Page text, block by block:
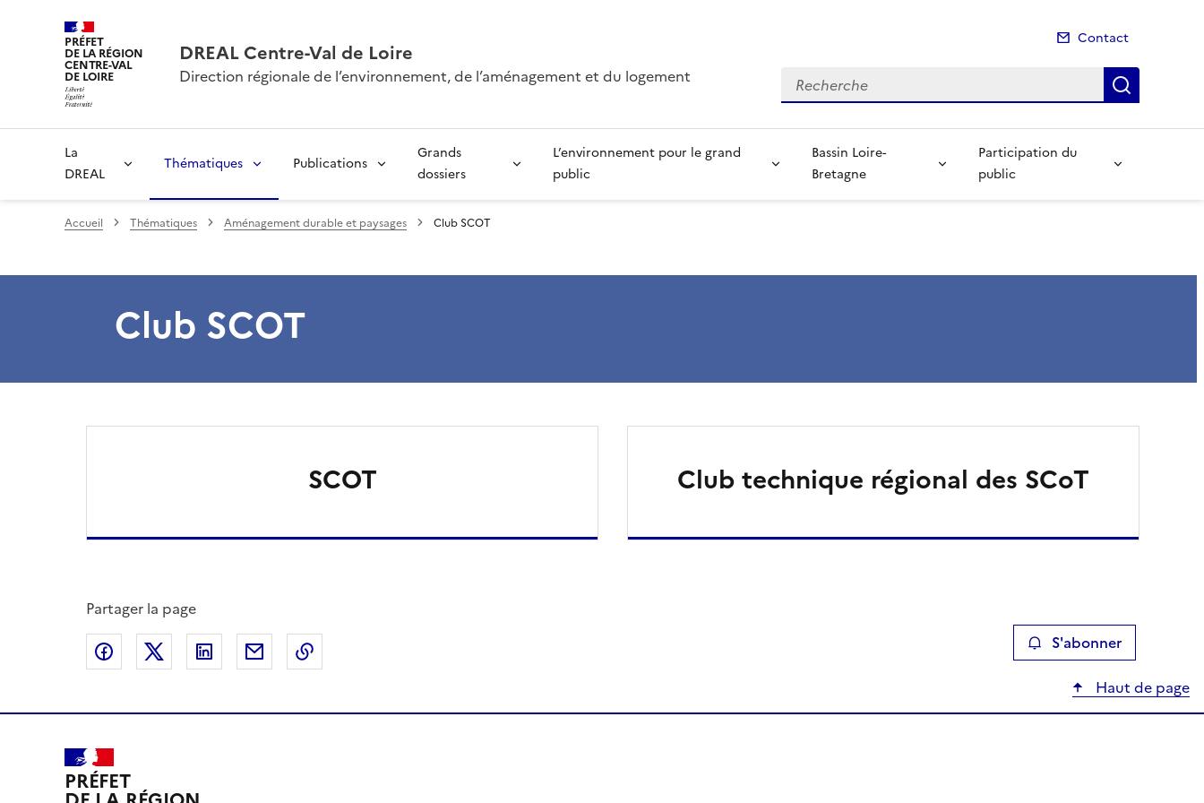
PRÉFET
DE LA RÉGION
CENTRE-VAL
DE LOIRE
DREAL Centre-Val de Loire
Direction régionale de l’environnement, de l’aménagement et du logement
Contact
Recherche
La
DREAL
Thématiques Publications
Grands
dossiers
L’environnement pour le grand
public
Bassin Loire-
Bretagne
Participation du
public
Accueil Thématiques Aménagement durable et paysages Club SCOT
Club SCOT
SCOT Club technique régional des SCoT
Partager la page
Partager sur Facebook
Partager sur XPartager sur LinkedIn
Partager par email S'abonner
Haut de page
PRÉFET